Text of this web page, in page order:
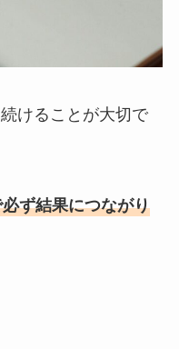
けることが大切で
ず結果につながり